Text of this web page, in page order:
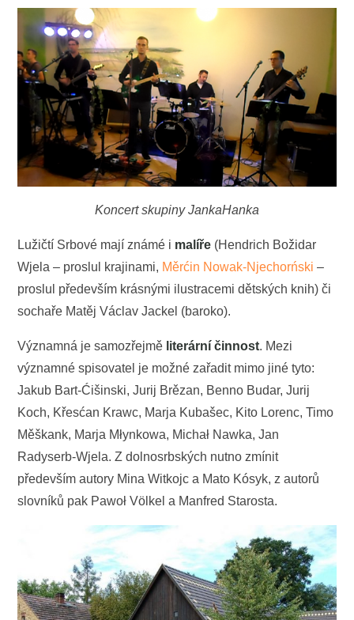
Koncert skupiny JankaHanka
Lužičtí Srbové mají známé i malíře (Hendrich Božidar
Wjela – proslul krajinami, Měrćin Nowak-Njechorński –
proslul především krásnými ilustracemi dětských knih) či
sochaře Matěj Václav Jackel (baroko).
Významná je samozřejmě literární činnost. Mezi
významné spisovatel je možné zařadit mimo jiné tyto:
Jakub Bart-Ćišinski, Jurij Brězan, Benno Budar, Jurij
Koch, Křesćan Krawc, Marja Kubašec, Kito Lorenc, Timo
Měškank, Marja Młynkowa, Michał Nawka, Jan
Radyserb-Wjela. Z dolnosrbských nutno zmínit
především autory Mina Witkojc a Mato Kósyk, z autorů
slovníků pak Pawoł Völkel a Manfred Starosta.